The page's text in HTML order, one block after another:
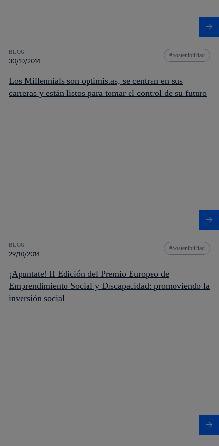
BLOG
30/10/2014
Sostenibilidad
Los Millennials son optimistas, se centran en sus
carreras y están listos para tomar el control de su futuro
BLOG
29/10/2014
Sostenibilidad
¡Apuntate! II Edición del Premio Europeo de
Emprendimiento Social y Discapacidad: promoviendo la
inversión social